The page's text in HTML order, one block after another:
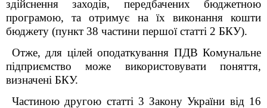
здійснення заходів, передбачених бюджетною
програмою, та отримує на їх виконання кошти
бюджету (пункт 38 частини першої статті 2 БКУ).
Отже, для цілей оподаткування ПДВ Комунальне
підприємство може використовувати поняття,
визначені БКУ.
Частиною другою статті 3 Закону України від 16